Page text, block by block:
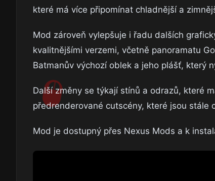
které má více připomínat chladnější a
Mod zároveň vylepšuje i řadu dalších
kvalitnějšími verzemi, včetně panoramatu
Batmanův výchozí oblek a jeho plášť, který
Další změny se týkají stínů a odrazů, které
předrenderované cutscény, které jsou stále
Mod je dostupný přes Nexus Mods a k